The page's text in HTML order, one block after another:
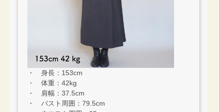
・ 身長：153cm
・ 体重：42kg
・ 肩幅：37.5cm
・ バスト周囲：79.5cm